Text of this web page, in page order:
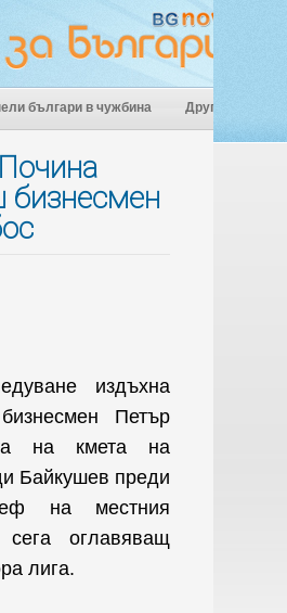
българи в чужбина Други
бизнесмен
издъхна
бизнесмен Петър
на кмета на
Байкушев преди
на местния
оглавяващ
лига.